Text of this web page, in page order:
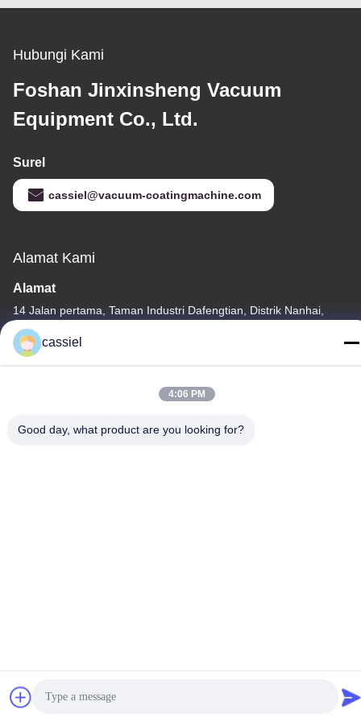
Hubungi Kami
Foshan Jinxinsheng Vacuum
Equipment Co., Ltd.
Surel
cassiel@vacuum-coatingmachine.com
Alamat Kami
Alamat
14 Jalan pertama, Taman Industri Dafengtian, Distrik Nanhai,
Kota Foshan, Guangdong, Cina
Telp
cassiel
4:06 PM
Good day, what product are you looking for?